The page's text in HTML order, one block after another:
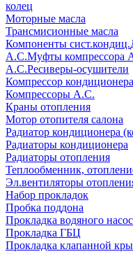
колец
Моторные масла
Трансмисионные масла
Компоненты сист.кондиц.
А.С.Муфты компрессора
А.С.Ресиверы-осушители
Компрессор кондиционера
Компрессоры А.С.
Краны отопления
Мотор отопителя салона
Радиатор кондиционера
Радиаторы кондиционера
Радиаторы отопления
Теплообменник,
Эл.вентиляторы
Набор прокладок
Пробка поддона
Прокладка водяного
Прокладка ГБЦ
Прокладка клапанной